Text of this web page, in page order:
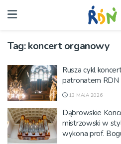
Tag:koncert organowy
Rusza cykl
patronatem RDN
13 MAJA 2026
Dąbrowskie
mistrzowski w
wykona prof.